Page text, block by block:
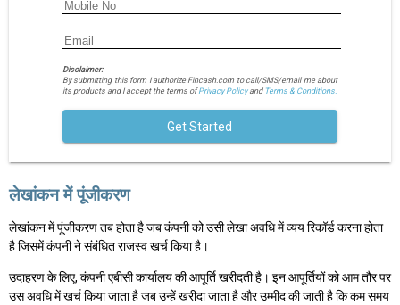
Disclaimer:
By submitting this form I authorize Fincash.com to call/SMS/email me about
its products and I accept the terms ofPrivacy Policyand Terms & Conditions.
Get Started
लेखांकन में पूंजीकरण
लेखांकन में पूंजीकरण तब होता है जब कंपनी को उसी लेखा अवधि में व्यय रिकॉर्ड करना होता
है जिसमें कंपनी ने संबंधित राजस्व खर्च किया है।
उदाहरण के लिए, कंपनी एबीसी कार्यालय की आपूर्ति खरीदती है। इन आपूर्तियों को आम तौर पर
उस अवधि में खर्च किया जाता है जब उन्हें खरीदा जाता है और उम्मीद की जाती है कि कम समय